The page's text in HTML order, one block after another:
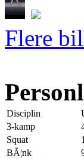
Flere
Disciplin
3-kamp
Squat
BÃ¦nk